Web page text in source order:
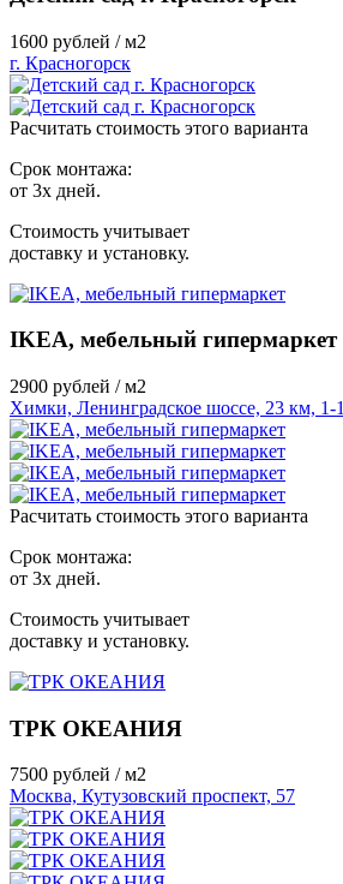
1600 рублей / м2
г. Красногорск
Расчитать стоимость этого варианта
Срок монтажа:
от 3х дней.
Стоимость учитывает
доставку и установку.
IKEA, мебельный гипермаркет
2900 рублей / м2
Химки, Ленинградское шоссе, 23 км, 1-1
Расчитать стоимость этого варианта
Срок монтажа:
от 3х дней.
Стоимость учитывает
доставку и установку.
ТРК ОКЕАНИЯ
7500 рублей / м2
Москва, Кутузовский проспект, 57